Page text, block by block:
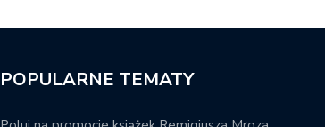
POPULARNE TEMATY